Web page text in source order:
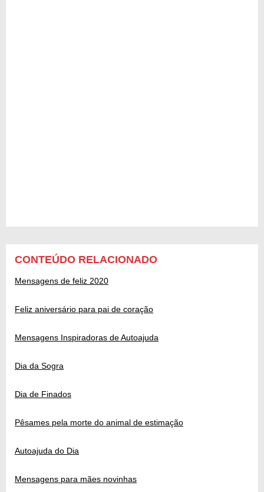
CONTEÚDO RELACIONADO
Mensagens de feliz 2020
Feliz aniversário para pai de coração
Mensagens Inspiradoras de Autoajuda
Dia da Sogra
Dia de Finados
Pêsames pela morte do animal de estimação
Autoajuda do Dia
Mensagens para mães novinhas